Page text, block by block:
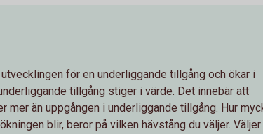
för en underliggande tillgång och ökar i
tillgång stiger i värde. Det innebär att
än uppgången i underliggande tillgång. Hur
blir, beror på vilken hävstång du väljer. Väljer